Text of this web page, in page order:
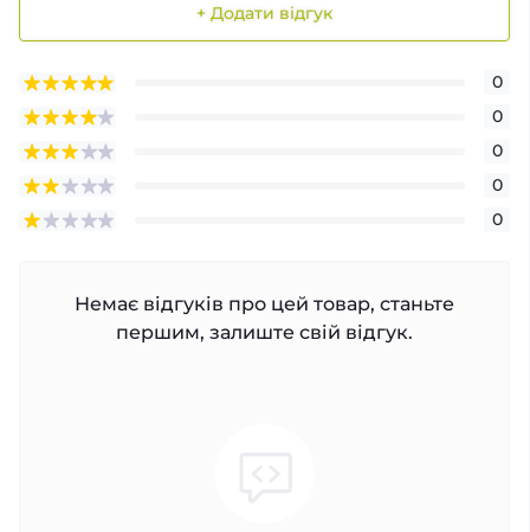
+ Додати відгук
0
0
0
0
0
Немає відгуків про цей товар, станьте
першим, залиште свій відгук.